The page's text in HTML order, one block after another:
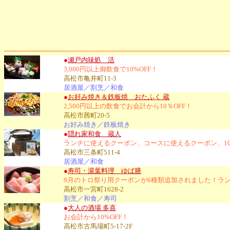
●瀬戸内味処 活
3,000円以上御飲食で10%OFF！
高松市亀井町11-3
居酒屋／割烹／和食
●お好み焼き＆鉄板焼 おたふく 蔵
2,500円以上の飲食でお会計から10％OFF！
高松市茜町20-5
お好み焼き／鉄板焼き
●隠れ家和食 蔵人
ランチに使えるクーポン、コースに使えるクーポン、
高松市三条町511-4
居酒屋／和食
●寿司・湯葉料理 ゆば膳
9月のトロ祭り用クーポンが6種類追加されました！ラ
高松市一宮町1628-2
割烹／和食／寿司
●大人の酒場 多喜
お会計から10%OFF！
高松市古馬場町5-17-2F